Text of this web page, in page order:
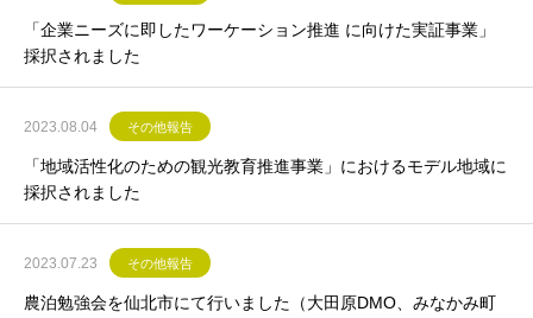
「企業ニーズに即したワーケーション推進 に向けた実証事業」
採択されました
2023.08.04 その他報告
「地域活性化のための観光教育推進事業」におけるモデル地域に
採択されました
2023.07.23 その他報告
農泊勉強会を仙北市にて行いました（大田原DMO、みなかみ町